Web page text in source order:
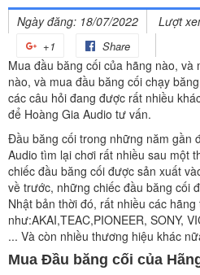
Ngày đăng: 18/07/2022 Lượt
+1 Share
Mua đầu băng cối của hãng nào,
nào, và mua đầu băng cối chạy
các câu hỏi đang được rất nhiều
để Hoàng Gia Audio tư vấn.
Đầu băng cối trong những năm gần
Audio tìm lại chơi rất nhiều sau một
chiếc đầu băng cối được sản xuất
về trước, những chiếc đầu băng cối
Nhật bản thời đó, rất nhiều các
như:AKAI,TEAC,PIONEER, SONY,
... Và còn nhiều thương hiệu khác
Mua Đầu băng cối của